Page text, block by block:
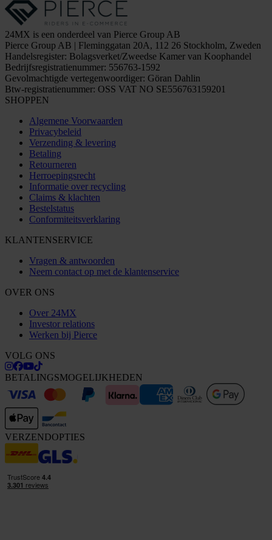
24MX is een onderdeel van Pierce Group AB
Pierce Group AB | Fleminggatan 20A, 112 26 Stockholm, Zweden
Handelsregister: Bolagsverket/Zweedse Kamer van Koophandel
Bedrijfsregistratienummer: 556763-1592
Gevolmachtigde vertegenwoordiger: Göran Dahlin
Btw-registratienummer: OSS VAT NO SE556763159201
SHOPPEN
Algemene Voorwaarden
Privacybeleid
Verzending & levering
Betaling
Retourneren
Herroepingsrecht
Informatie over recycling
Claims & klachten
Bestelstatus
Conformiteitsverklaring
KLANTENSERVICE
Vragen & antwoorden
Neem contact op met de klantenservice
OVER ONS
Over 24MX
Investor relations
Werken bij Pierce
VOLG ONS
BETALINGSMOGELIJKHEDEN
VERZENDOPTIES